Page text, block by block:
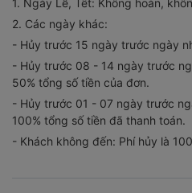
2. Các ngày khác:
- Hủy trước 15 ngày trước ngày
- Hủy trước 08 - 14 ngày trước
50% tổng số tiền của đơn.
- Hủy trước 01 - 07 ngày trước
100% tổng số tiền đã thanh toán.
- Khách không đến: Phí hủy là